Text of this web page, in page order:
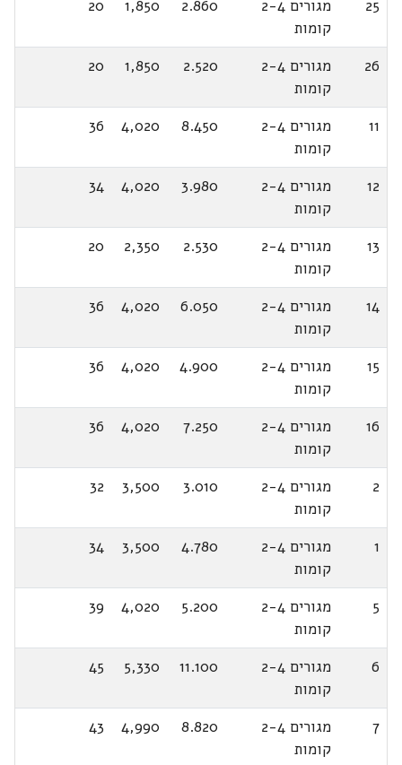
25
מגורים 2-4
קומות
2.860
1,850
20
26
מגורים 2-4
קומות
2.520
1,850
20
11
מגורים 2-4
קומות
8.450
4,020
36
12
מגורים 2-4
קומות
3.980
4,020
34
13
מגורים 2-4
קומות
2.530
2,350
20
14
מגורים 2-4
קומות
6.050
4,020
36
15
מגורים 2-4
קומות
4.900
4,020
36
16
מגורים 2-4
קומות
7.250
4,020
36
2
מגורים 2-4
קומות
3.010
3,500
32
1
מגורים 2-4
קומות
4.780
3,500
34
5
מגורים 2-4
קומות
5.200
4,020
39
6
מגורים 2-4
קומות
11.100
5,330
45
7
מגורים 2-4
קומות
8.820
4,990
43